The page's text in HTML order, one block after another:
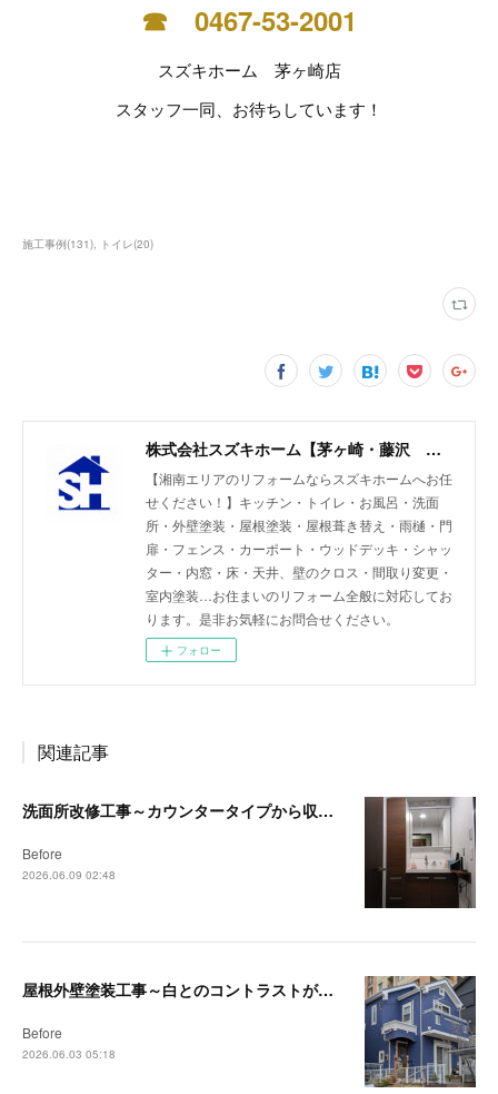
☎ 0467-53-2001
スズキホーム 茅ヶ崎店
スタッフ一同、お待ちしています！
施工事例(131) トイレ(20)
株式会社スズキホーム【茅ヶ崎・藤沢 湘南エリアのリフォーム】
【湘南エリアのリフォームならスズキホームへお任
せください！】キッチン・トイレ・お風呂・洗面
所・外壁塗装・屋根塗装・屋根葺き替え・雨樋・門
扉・フェンス・カーポート・ウッドデッキ・シャッ
ター・内窓・床・天井、壁のクロス・間取り変更・
室内塗装…お住まいのリフォーム全般に対応してお
ります。是非お気軽にお問合せください。
フォロー
関連記事
洗面所改修工事～カウンタータイプから収納付洗面台へ～【茅ヶ崎・藤沢リフォーム事例】
Before
2026.06.09 02:48
屋根外壁塗装工事～白とのコントラストが映える深みのあるブルーへ～【藤沢・茅ヶ崎リフォーム事例】
Before
2026.06.03 05:18